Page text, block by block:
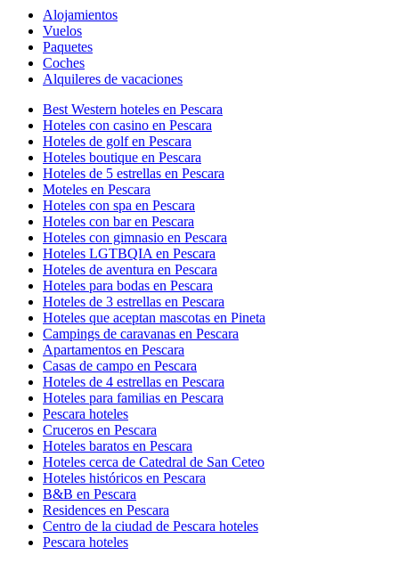
Alojamientos
Vuelos
Paquetes
Coches
Alquileres de vacaciones
Best Western hoteles en Pescara
Hoteles con casino en Pescara
Hoteles de golf en Pescara
Hoteles boutique en Pescara
Hoteles de 5 estrellas en Pescara
Moteles en Pescara
Hoteles con spa en Pescara
Hoteles con bar en Pescara
Hoteles con gimnasio en Pescara
Hoteles LGTBQIA en Pescara
Hoteles de aventura en Pescara
Hoteles para bodas en Pescara
Hoteles de 3 estrellas en Pescara
Hoteles que aceptan mascotas en Pineta
Campings de caravanas en Pescara
Apartamentos en Pescara
Casas de campo en Pescara
Hoteles de 4 estrellas en Pescara
Hoteles para familias en Pescara
Pescara hoteles
Cruceros en Pescara
Hoteles baratos en Pescara
Hoteles cerca de Catedral de San Ceteo
Hoteles históricos en Pescara
B&B en Pescara
Residences en Pescara
Centro de la ciudad de Pescara hoteles
Pescara hoteles